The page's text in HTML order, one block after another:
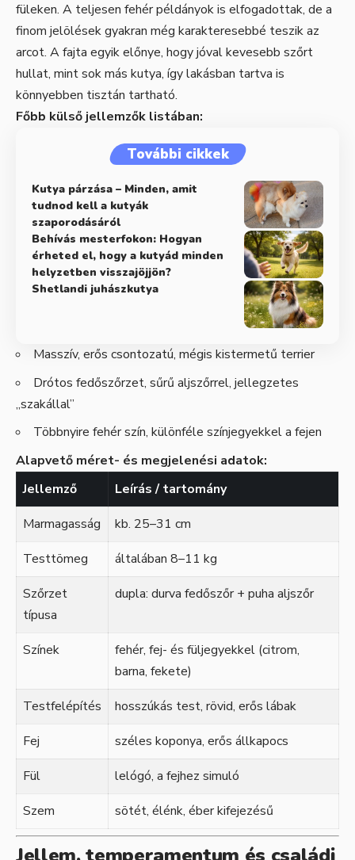
füleken. A teljesen fehér példányok is elfogadottak, de a
finom jelölések gyakran még karakteresebbé teszik az
arcot. A fajta egyik előnye, hogy jóval kevesebb szőrt
hullat, mint sok más kutya, így lakásban tartva is
könnyebben tisztán tartható.
Főbb külső jellemzők listában:
További cikkek
Kutya párzása – Minden, amit
tudnod kell a kutyák
szaporodásáról
Behívás mesterfokon: Hogyan
érheted el, hogy a kutyád minden
helyzetben visszajöjjön?
Shetlandi juhászkutya
Masszív, erős csontozatú, mégis kistermetű terrier
Drótos fedőszőrzet, sűrű aljszőrrel, jellegzetes
„szakállal”
Többnyire fehér szín, különféle színjegyekkel a fejen
Alapvető méret- és megjelenési adatok:
Jellemző
Leírás / tartomány
Marmagasság
kb. 25–31 cm
Testtömeg
általában 8–11 kg
Szőrzet
típusa
dupla: durva fedőszőr + puha aljszőr
Színek
fehér, fej- és füljegyekkel (citrom,
barna, fekete)
Testfelépítés
hosszúkás test, rövid, erős lábak
Fej
széles koponya, erős állkapocs
Fül
lelógó, a fejhez simuló
Szem
sötét, élénk, éber kifejezésű